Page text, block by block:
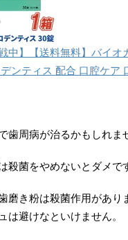
中】【送料無料】バイ
ンティス 配合 口腔ケア
歯周病が治るかもしれま
殺菌をやめないとダメで
磨き粉は殺菌作用があり
は避けなといけません。